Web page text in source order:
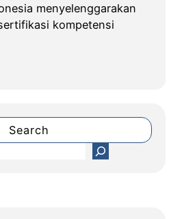
menyelenggarakan
kompetensi
Search